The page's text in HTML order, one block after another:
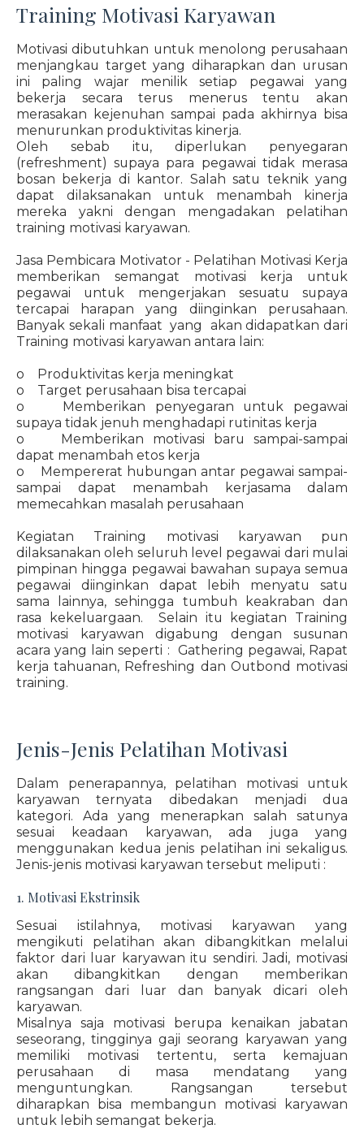
Training Motivasi Karyawan
Motivasi dibutuhkan untuk menolong perusahaan
menjangkau target yang diharapkan dan urusan
ini paling wajar menilik setiap pegawai yang
bekerja secara terus menerus tentu akan
merasakan kejenuhan sampai pada akhirnya bisa
menurunkan produktivitas kinerja.
Oleh sebab itu, diperlukan penyegaran
(refreshment) supaya para pegawai tidak merasa
bosan bekerja di kantor. Salah satu teknik yang
dapat dilaksanakan untuk menambah kinerja
mereka yakni dengan mengadakan pelatihan
training motivasi karyawan.
Jasa Pembicara Motivator - Pelatihan Motivasi Kerja
memberikan semangat motivasi kerja untuk
pegawai untuk mengerjakan sesuatu supaya
tercapai harapan yang diinginkan perusahaan.
Banyak sekali manfaat yang akan didapatkan dari
Training motivasi karyawan antara lain:
o Produktivitas kerja meningkat
o Target perusahaan bisa tercapai
o Memberikan penyegaran untuk pegawai
supaya tidak jenuh menghadapi rutinitas kerja
o Memberikan motivasi baru sampai-sampai
dapat menambah etos kerja
o Mempererat hubungan antar pegawai sampai-
sampai dapat menambah kerjasama dalam
memecahkan masalah perusahaan
Kegiatan Training motivasi karyawan pun
dilaksanakan oleh seluruh level pegawai dari mulai
pimpinan hingga pegawai bawahan supaya semua
pegawai diinginkan dapat lebih menyatu satu
sama lainnya, sehingga tumbuh keakraban dan
rasa kekeluargaan. Selain itu kegiatan Training
motivasi karyawan digabung dengan susunan
acara yang lain seperti : Gathering pegawai, Rapat
kerja tahuanan, Refreshing dan Outbond motivasi
training.
Jenis-Jenis Pelatihan Motivasi
Dalam penerapannya, pelatihan motivasi untuk
karyawan ternyata dibedakan menjadi dua
kategori. Ada yang menerapkan salah satunya
sesuai keadaan karyawan, ada juga yang
menggunakan kedua jenis pelatihan ini sekaligus.
Jenis-jenis motivasi karyawan tersebut meliputi :
1. Motivasi Ekstrinsik
Sesuai istilahnya, motivasi karyawan yang
mengikuti pelatihan akan dibangkitkan melalui
faktor dari luar karyawan itu sendiri. Jadi, motivasi
akan dibangkitkan dengan memberikan
rangsangan dari luar dan banyak dicari oleh
karyawan.
Misalnya saja motivasi berupa kenaikan jabatan
seseorang, tingginya gaji seorang karyawan yang
memiliki motivasi tertentu, serta kemajuan
perusahaan di masa mendatang yang
menguntungkan. Rangsangan tersebut
diharapkan bisa membangun motivasi karyawan
untuk lebih semangat bekerja.